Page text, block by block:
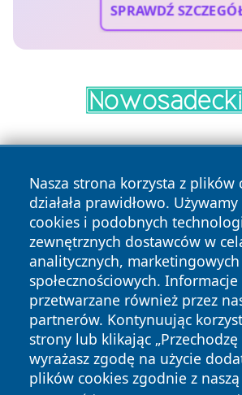
SPRAWDŹ
Nasza strona korzysta z plików
działała prawidłowo.
cookies i podobnych
zewnętrznych dostawców w
analitycznych, marketingowych
społecznościowych.
przetwarzane również przez
partnerów. Kontynuując
strony lub klikając
wyrażasz zgodę na użycie
plików cookies zgodnie z naszą
Copyright © 2026 24piaseczno.pl
zastrzeżone.
News Autorzy
Polityka
Prywatności